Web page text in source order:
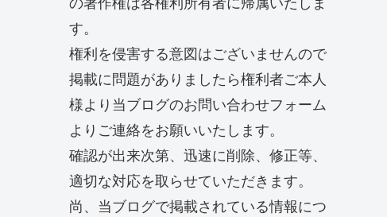
す。
権利を侵害する意図はございませんので
掲載に問題がありましたら権利者ご本人
様より当ブログのお問い合わせフォーム
よりご連絡をお願いいたします。
確認が出来次第、迅速に削除、修正等、
適切な対応を取らせていただきます。
尚、当ブログで掲載されている情報につ